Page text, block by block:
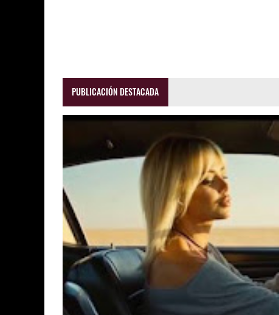
PUBLICACIÓN DESTACADA